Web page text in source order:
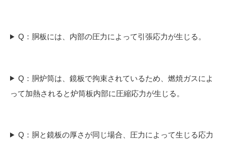
Q：胴板には、内部の圧力によって引張応力が生じる。
Q：胴炉筒は、鏡板で拘束されているため、燃焼ガスによ
って加熱されると炉筒板内部に圧縮応力が生じる。
Q：胴と鏡板の厚さが同じ場合、圧力によって生じる応力